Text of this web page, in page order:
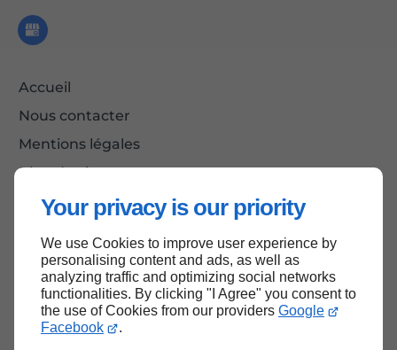
Your privacy is our priority
We use Cookies to improve user experience by
personalising content and ads, as well as
analyzing traffic and optimizing social networks
functionalities. By clicking "I Agree" you consent to
the use of Cookies from our providers Google
Facebook
.
Accueil
Nous contacter
Mentions légales
Plan du site
Haut de page